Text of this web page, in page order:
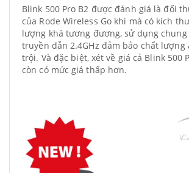
Blink 500 Pro B2 được đánh giá là đối
của Rode Wireless Go khi mà có kích
lượng khá tương đương, sử dụng chung
truyền dẫn 2.4GHz đảm bảo chất
trội. Và đặc biệt, xét về giá cả Blink 500
còn có mức giá thấp hơn.